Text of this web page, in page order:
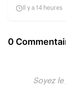
Il y a 14 heures
0
Soyez